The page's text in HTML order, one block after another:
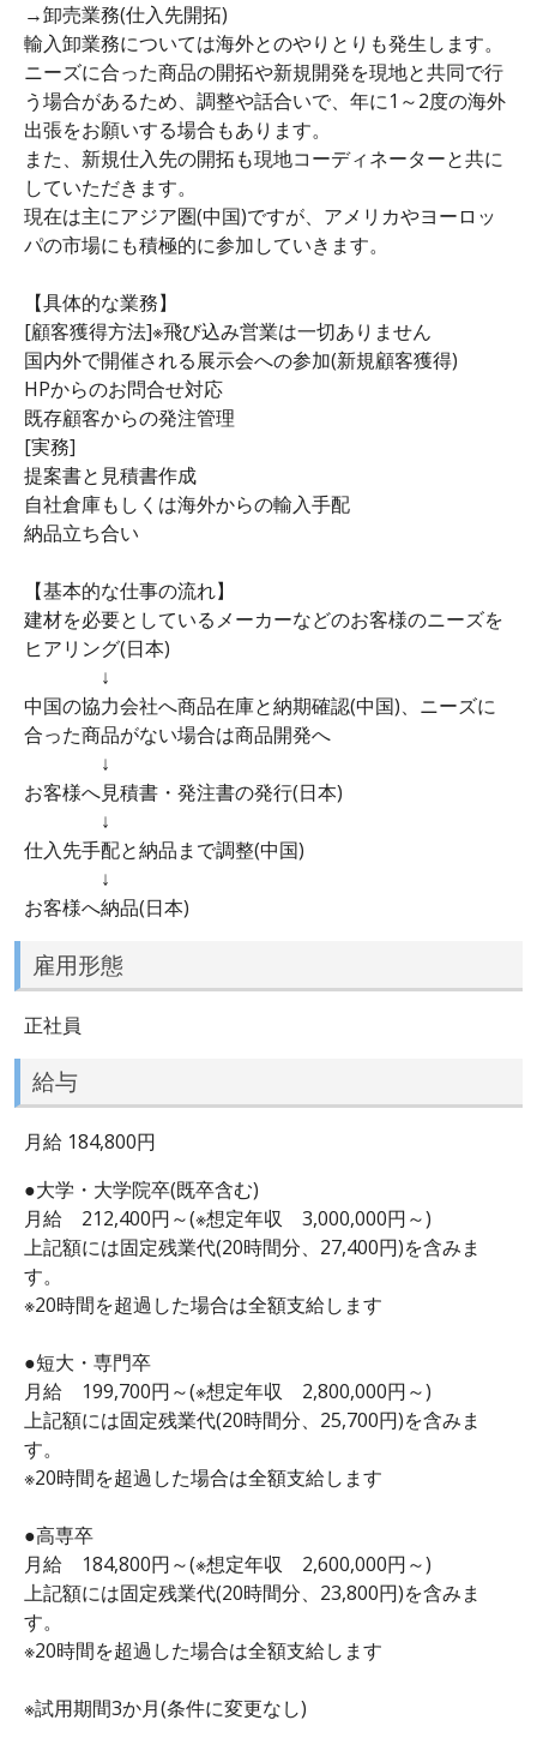
→卸売業務(仕入先開拓)
輸入卸業務については海外とのやりとりも発生します。
ニーズに合った商品の開拓や新規開発を現地と共同で行
う場合があるため、調整や話合いで、年に1～2度の海外
出張をお願いする場合もあります。
また、新規仕入先の開拓も現地コーディネーターと共に
していただきます。
現在は主にアジア圏(中国)ですが、アメリカやヨーロッ
パの市場にも積極的に参加していきます。
【具体的な業務】
[顧客獲得方法]※飛び込み営業は一切ありません
国内外で開催される展示会への参加(新規顧客獲得)
HPからのお問合せ対応
既存顧客からの発注管理
[実務]
提案書と見積書作成
自社倉庫もしくは海外からの輸入手配
納品立ち合い
【基本的な仕事の流れ】
建材を必要としているメーカーなどのお客様のニーズを
ヒアリング(日本)
↓
中国の協力会社へ商品在庫と納期確認(中国)、ニーズに
合った商品がない場合は商品開発へ
↓
お客様へ見積書・発注書の発行(日本)
↓
仕入先手配と納品まで調整(中国)
↓
お客様へ納品(日本)
雇用形態
正社員
給与
月給 184,800円
●大学・大学院卒(既卒含む)
月給 212,400円～(※想定年収 3,000,000円～)
上記額には固定残業代(20時間分、27,400円)を含みま
す。
※20時間を超過した場合は全額支給します
●短大・専門卒
月給 199,700円～(※想定年収 2,800,000円～)
上記額には固定残業代(20時間分、25,700円)を含みま
す。
※20時間を超過した場合は全額支給します
●高専卒
月給 184,800円～(※想定年収 2,600,000円～)
上記額には固定残業代(20時間分、23,800円)を含みま
す。
※20時間を超過した場合は全額支給します
※試用期間3か月(条件に変更なし)